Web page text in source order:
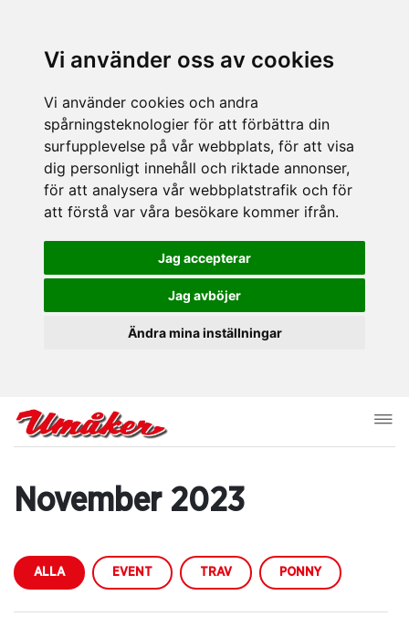
Vi använder oss av cookies
Vi använder cookies och andra
spårningsteknologier för att förbättra din
surfupplevelse på vår webbplats, för att visa
dig personligt innehåll och riktade annonser,
för att analysera vår webbplatstrafik och för
att förstå var våra besökare kommer ifrån.
Jag accepterar
Jag avböjer
Ändra mina inställningar
November 2023
ALLA EVENT TRAV PONNY